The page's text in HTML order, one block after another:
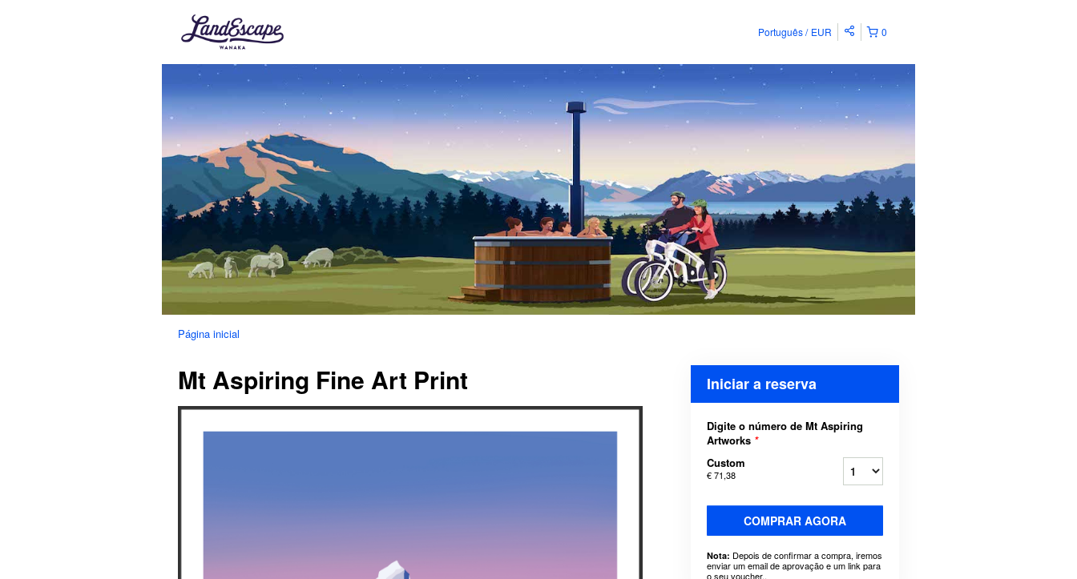
0
Português EUR
Página inicial
Mt Aspiring Fine Art Print Iniciar a reserva
Digite o número de Mt Aspiring
Artworks *
Custom
€ 71,38
COMPRAR AGORA
Nota: Depois de confirmar a compra, iremos
enviar um email de aprovação e um link para
o seu voucher..